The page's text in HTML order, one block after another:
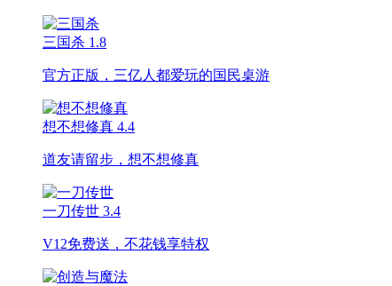
三国杀 1.8
官方正版，三亿人都爱玩的国民桌游
想不想修真 4.4
道友请留步，想不想修真
一刀传世 3.4
V12免费送，不花钱享特权